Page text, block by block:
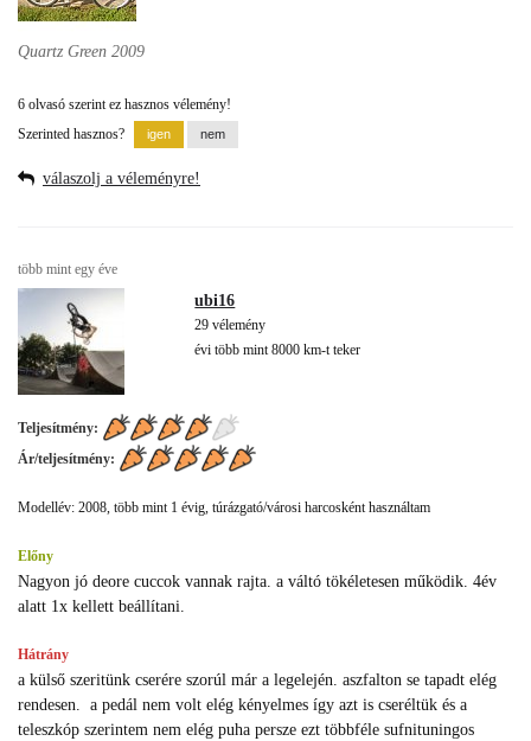
Quartz Green 2009
6 olvasó szerint ez hasznos vélemény!
Szerinted hasznos?
válaszolj a véleményre!
több mint egy éve
ubi16
29 vélemény
évi több mint 8000 km-t teker
Teljesítmény:
Ár/teljesítmény:
Modellév: 2008, több mint 1 évig, túrázgató/városi harcosként használtam
Előny
Nagyon jó deore cuccok vannak rajta. a váltó tökéletesen működik. 4év
alatt 1x kellett beállítani.
Hátrány
a külső szeritünk cserére szorúl már a legelején. aszfalton se tapadt elég
rendesen. a pedál nem volt elég kényelmes így azt is cseréltük és a
teleszkóp szerintem nem elég puha persze ezt többféle sufnituningos